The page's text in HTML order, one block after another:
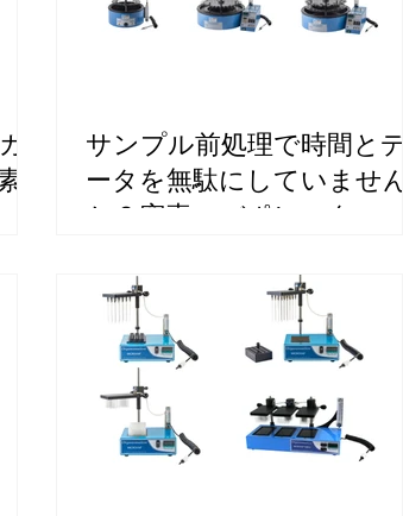
サンプル前処理で時間とデ
ータを無駄にしていません
か？窒素エバポレーターで